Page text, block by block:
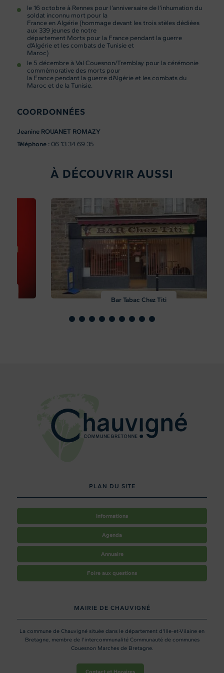
le 16 octobre à Rennes pour l’anniversaire de l’inhumation du
soldat inconnu mort pour la
France en Algérie (hommage devant les trois stèles dédiées
aux 339 jeunes de notre
département Morts pour la France pendant la guerre
d’Algérie et les combats de Tunisie et
Maroc)
le 5 décembre à Val Couesnon/Tremblay pour la cérémonie
commémorative des morts pour
la France pendant la guerre d’Algérie et les combats du
Maroc et de la Tunisie.
COORDONNÉES
Jeanine ROUANET ROMAZY
Téléphone : 06 13 34 69 35
À DÉCOUVRIR AUSSI
Bar Tabac Chez Titi
PLAN DU SITE
Informations
Agenda
Annuaire
Foire aux questions
MAIRIE DE CHAUVIGNÉ
La commune de Chauvigné située dans le département d'Ille-et-Vilaine en
Bretagne, membre de l'intercommunalité Communauté de communes
Couesnon Marches de Bretagne.